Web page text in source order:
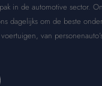
in de automotive sector.
dagelijks om de beste
van